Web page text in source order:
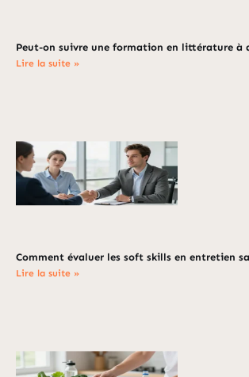
Peut-on suivre une formation en littérature à
Lire la suite »
Comment évaluer les soft skills en entretien
Lire la suite »